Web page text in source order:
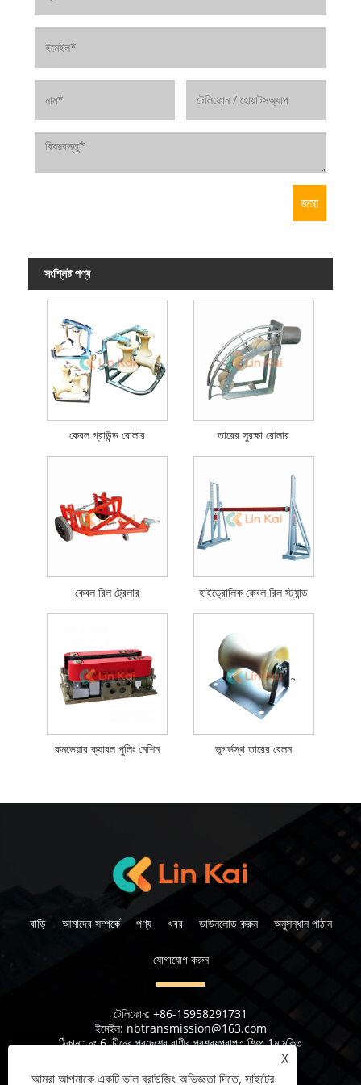
সংশ্লিষ্ট পণ্য
কেবল গ্রাউন্ড রোলার তারের সুরক্ষা রোলার
কেবল রিল ট্রেলার হাইড্রোলিক কেবল রিল স্ট্যান্ড
কনভেয়ার ক্যাবল পুলিং মেশিন ভূগর্ভস্থ তারের বেলন
বাড়ি আমাদের সম্পর্কে পণ্য খবর ডাউনলোড করুন অনুসন্ধান পাঠান
যোগাযোগ করুন
টেলিফোন: +86-15958291731
ইমেইল: nbtransmission@163.com
ঠিকানা:নং 6, চীনের প্রদেশের রাণীর প্রশ্রয়প্রাপ্ত শিল্পে 1ম মুক্তি
X
আমরা আপনাকে একটি ভাল ব্রাউজিং অভিজ্ঞতা দিতে, সাইটের